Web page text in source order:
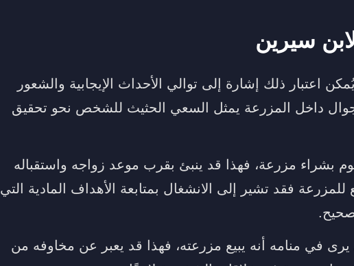
سيرين
اعتبار ذلك إشارة إلى توالي الأحداث الإيجابية والشعور
داخل المزرعة يمثل السعي الحثيث للشخص نحو تحقيق
بشراء مزرعة، فهذا قد ينبئ بقرب موعد زواجه واستقباله
للمزرعة فقد تشير إلى الانشغال بمتابعة الأهداف المادية التي
يرى في منامه أنه يبيع مزرعته، فهذا قد يعبر عن مخاوفه من